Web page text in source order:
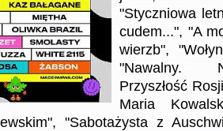
"Styczniowa
cudem...", "A
wierzb",
"Nawalny.
Przyszłość
Maria
"Sabotażysta z